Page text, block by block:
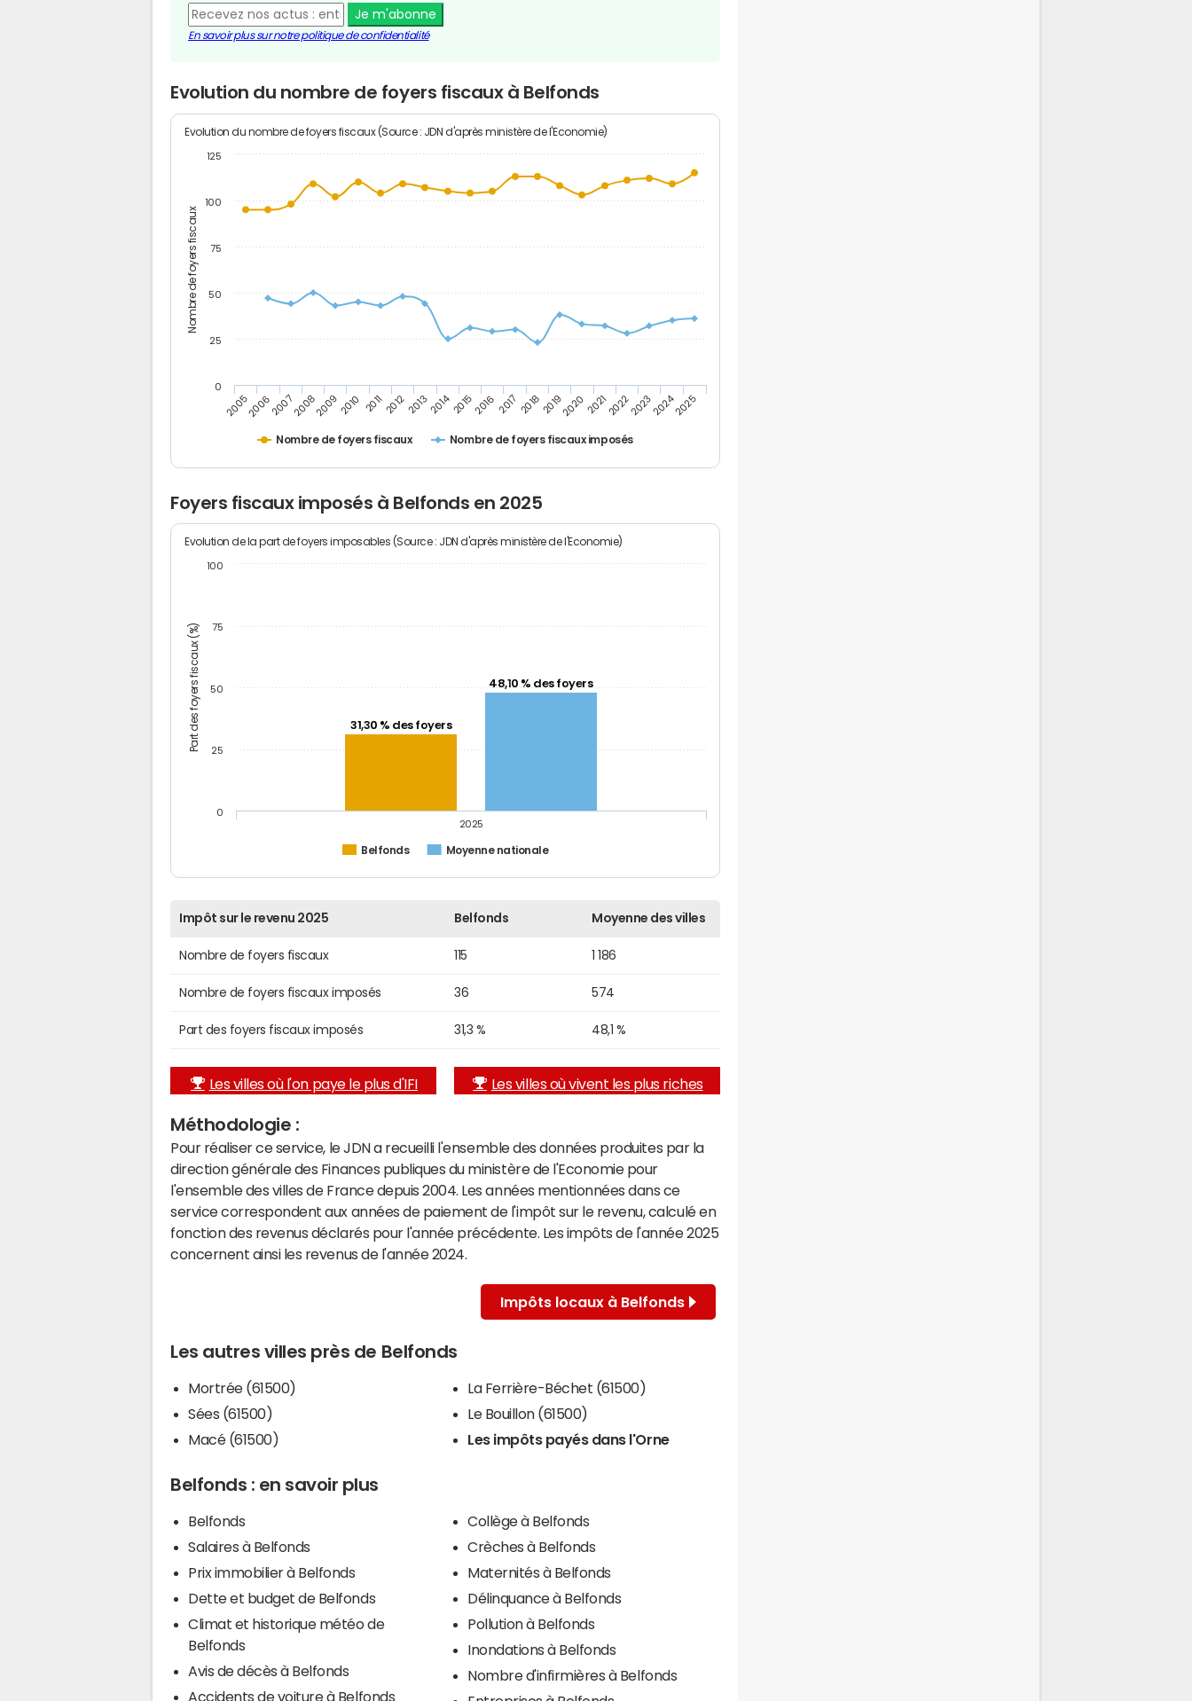
Je m'abonne
En savoir plus sur notre politique de confidentialité
Evolution du nombre de foyers fiscaux à Belfonds
Nombre de foyers fiscaux
Evolution du nombre de foyers fiscaux (Source : JDN d'après ministère de l'Economie)
Nombre de foyers fiscaux Nombre de foyers fiscaux imposés
200520062007200820092010 201120122013201420152016 2017 20182019202020212022202320242025
0
25
50
75
100
125
Foyers fiscaux imposés à Belfonds en 2025
Part des foyers fiscaux (%)
Evolution de la part de foyers imposables (Source : JDN d'après ministère de l'Economie)
31,30 % des foyers
48,10 % des foyers
Belfonds Moyenne nationale
2025
0
25
50
75
100
Impôt sur le revenu 2025 Belfonds Moyenne des villes
Nombre de foyers fiscaux 115 1 186
Nombre de foyers fiscaux imposés 36 574
Part des foyers fiscaux imposés 31,3 % 48,1 %
Les villes où l'on paye le plus d'IFI Les villes où vivent les plus riches
Méthodologie :
Pour réaliser ce service, le JDN a recueilli l'ensemble des données produites par la
direction générale des Finances publiques du ministère de l'Economie pour
l'ensemble des villes de France depuis 2004. Les années mentionnées dans ce
service correspondent aux années de paiement de l'impôt sur le revenu, calculé en
fonction des revenus déclarés pour l'année précédente. Les impôts de l'année 2025
concernent ainsi les revenus de l'année 2024.
Impôts locaux à Belfonds
Les autres villes près de Belfonds
Mortrée (61500)
Sées (61500)
Macé (61500)
La Ferrière-Béchet (61500)
Le Bouillon (61500)
Les impôts payés dans l'Orne
Belfonds : en savoir plus
Belfonds
Salaires à Belfonds
Prix immobilier à Belfonds
Dette et budget de Belfonds
Climat et historique météo de
Belfonds
Avis de décès à Belfonds
Accidents de voiture à Belfonds
Collège à Belfonds
Crèches à Belfonds
Maternités à Belfonds
Délinquance à Belfonds
Pollution à Belfonds
Inondations à Belfonds
Nombre d'infirmières à Belfonds